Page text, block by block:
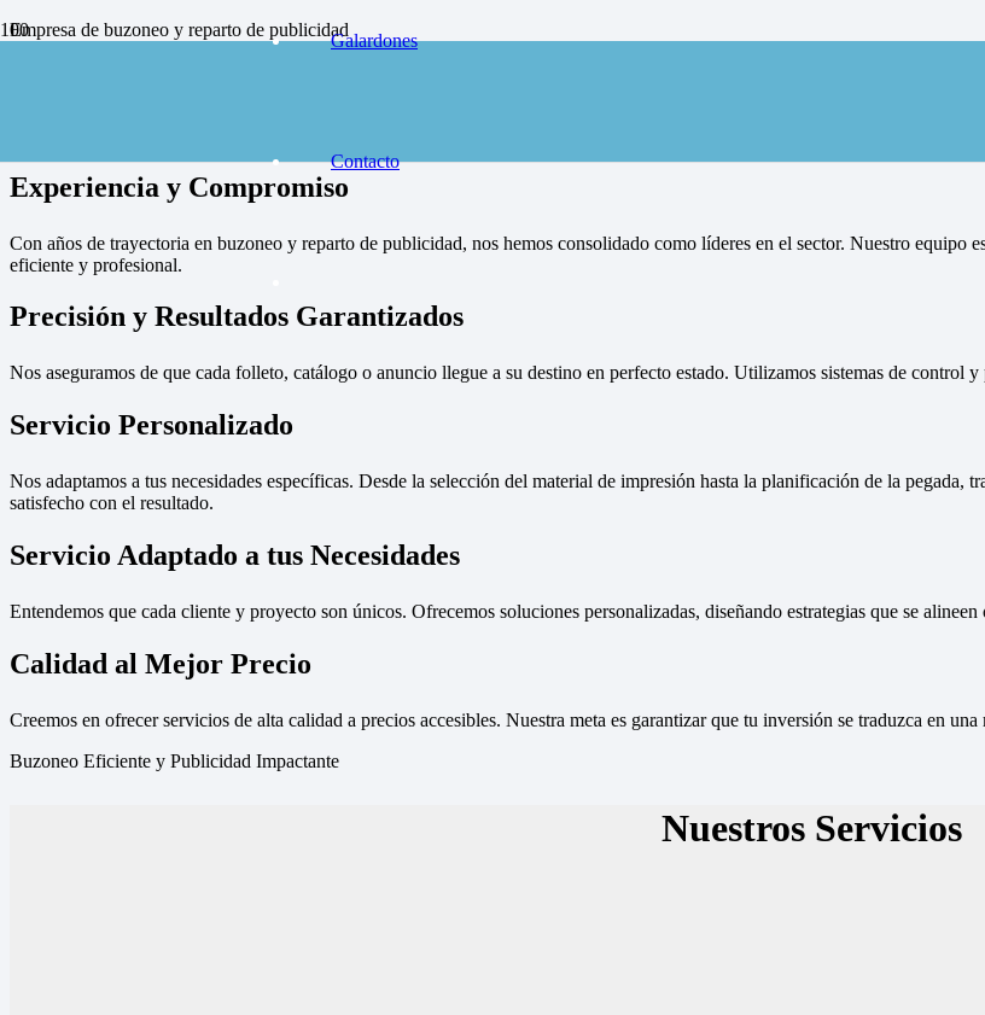
Galardones
Contacto
Empresa de buzoneo y reparto de publicidad
en toda España, solicite presupuesto
Contactar
Experiencia y Compromiso
Con años de trayectoria en buzoneo y reparto de publicidad, nos hemos consolidado como líderes en el sector. Nuestro equipo
eficiente y profesional.
Precisión y Resultados Garantizados
Nos aseguramos de que cada folleto, catálogo o anuncio llegue a su destino en perfecto estado. Utilizamos sistemas de control
Servicio Personalizado
Nos adaptamos a tus necesidades específicas. Desde la selección del material de impresión hasta la planificación de la pegada,
satisfecho con el resultado.
Servicio Adaptado a tus Necesidades
Entendemos que cada cliente y proyecto son únicos. Ofrecemos soluciones personalizadas, diseñando estrategias que se
Calidad al Mejor Precio
Creemos en ofrecer servicios de alta calidad a precios accesibles. Nuestra meta es garantizar que tu inversión se traduzca en
Buzoneo Eficiente y Publicidad Impactante
Nuestros Servicios